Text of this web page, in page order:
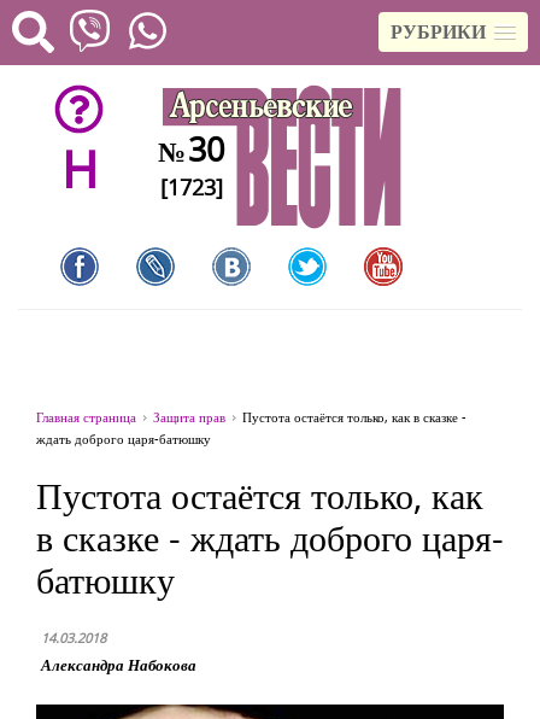
РУБРИКИ
H №30
[1723]
Главная страница Защита прав
Пустота остаётся только, как в сказке -
ждать доброго царя-батюшку
Пустота остаётся только, как
в сказке - ждать доброго царя-
батюшку
14.03.2018
Александра Набокова